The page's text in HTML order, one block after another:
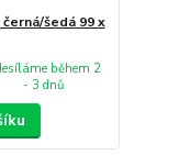
šedá 99 x
během 2
- 3 dnů